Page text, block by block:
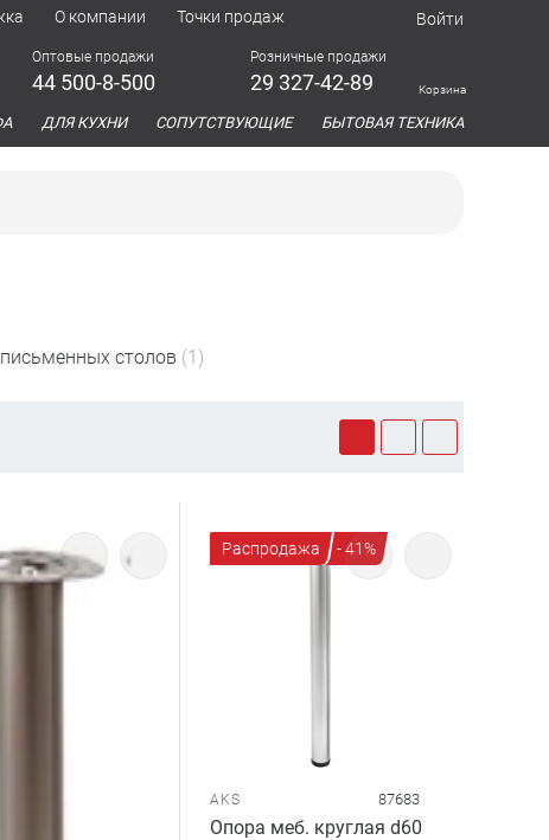
О компании Точки продаж Войти
Оптовые продажи
44 500-8-500
Розничные продажи
29 327-42-89 Корзина
ДЛЯ КУХНИ СОПУТСТВУЮЩИЕ БЫТОВАЯ ТЕХНИКА
столов (1)
Распродажа - 41%
AKS 87683
Опора меб. круглая d60